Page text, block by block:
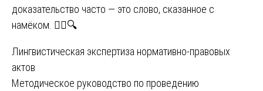
доказательство часто — это слово, сказанное с
намёком. 🕵️‍♂️🔍
Навигация
по
Лингвистическая экспертиза нормативно-правовых
актов
Методическое руководство по проведению